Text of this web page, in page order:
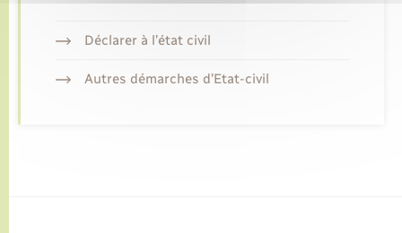
Déclarer à l’état civil
Autres démarches d’Etat-civil